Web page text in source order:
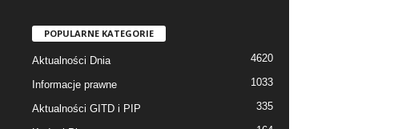
POPULARNE KATEGORIE
Aktualności Dnia 4620
Informacje prawne 1033
Aktualności GITD i PIP 335